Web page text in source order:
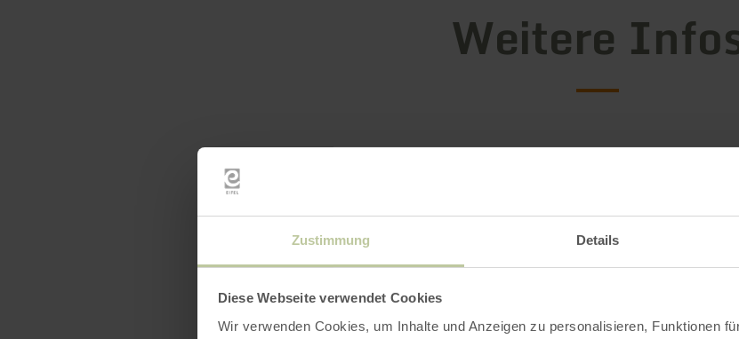
Zustimmung Details
Diese Webseite verwendet Cookies
Wir verwenden Cookies, um Inhalte und Anzeigen zu personalisieren, Funktionen
Weitere
Ausstattungsmerkmale